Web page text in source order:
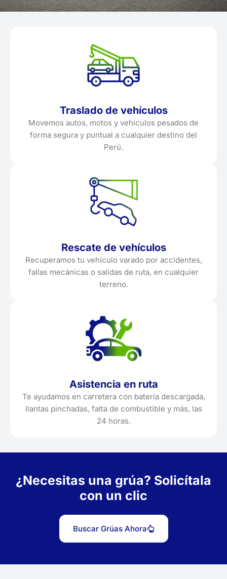
Traslado de vehículos
Movemos autos, motos y vehículos pesados de
forma segura y puntual a cualquier destino del
Perú.
Rescate de vehículos
Recuperamos tu vehículo varado por accidentes,
fallas mecánicas o salidas de ruta, en cualquier
terreno.
Asistencia en ruta
Te ayudamos en carretera con batería descargada,
llantas pinchadas, falta de combustible y más, las
24 horas.
¿Necesitas una grúa? Solicítala
con un clic
Buscar Grúas Ahora